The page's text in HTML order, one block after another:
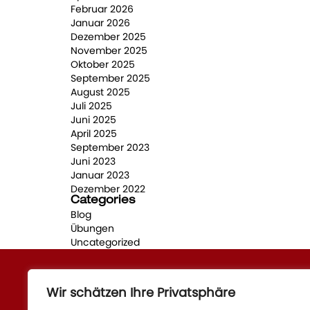
Wir schätzen Ihre Privatsphäre
Februar 2026
Januar 2026
Dezember 2025
November 2025
Oktober 2025
September 2025
August 2025
Juli 2025
Juni 2025
April 2025
September 2023
Juni 2023
Januar 2023
Dezember 2022
Categories
Blog
Übungen
Uncategorized